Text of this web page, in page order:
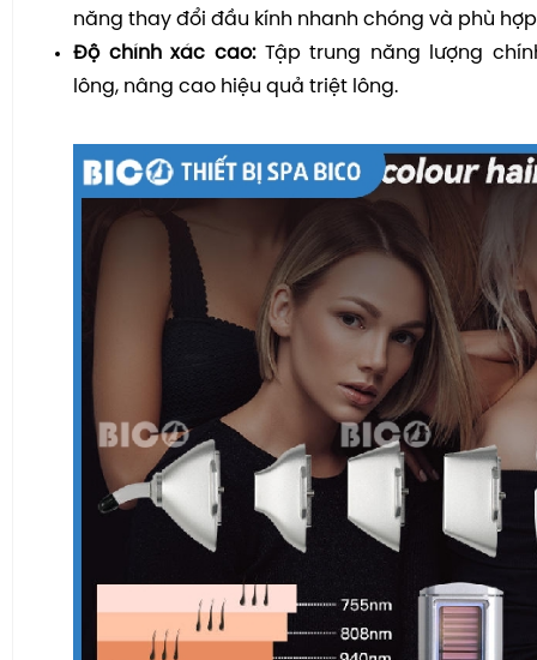
năng thay đổi đầu kính nhanh chóng và phù
Độ chính xác cao:Tập trung năng lượng
lông, nâng cao hiệu quả triệt lông.